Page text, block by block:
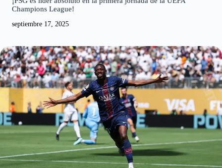
Champions League!
septiembre 17, 2025